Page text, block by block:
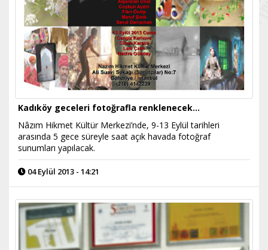
Kadıköy geceleri fotoğrafla renklenecek…
Nâzım Hikmet Kültür Merkezi’nde, 9-13 Eylül tarihleri
arasında 5 gece süreyle saat açık havada fotoğraf
sunumları yapılacak.
04 Eylül 2013 - 14:21